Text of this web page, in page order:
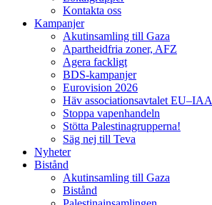
Kontakta oss
Kampanjer
Akutinsamling till Gaza
Apartheidfria zoner, AFZ
Agera fackligt
BDS-kampanjer
Eurovision 2026
Häv associationsavtalet EU–IAA
Stoppa vapenhandeln
Stötta Palestinagrupperna!
Säg nej till Teva
Nyheter
Bistånd
Akutinsamling till Gaza
Bistånd